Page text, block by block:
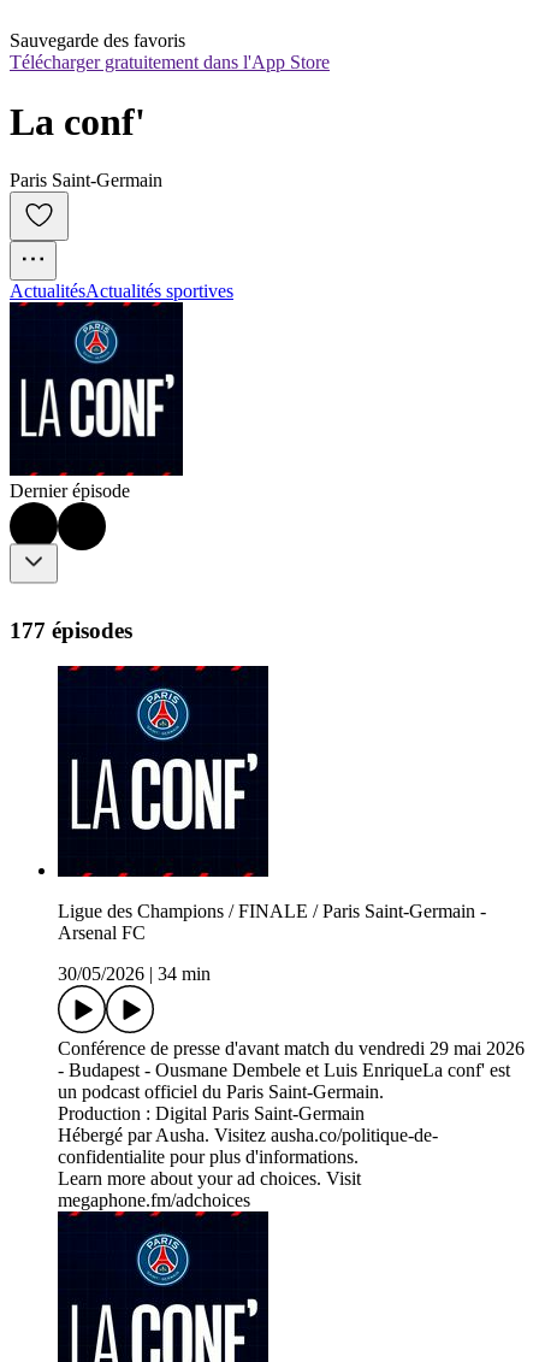
Sauvegarde des favoris
Télécharger gratuitement dans l'App Store
La conf'
Paris Saint-Germain
ActualitésActualités sportives
Dernier épisode
177 épisodes
Ligue des Champions / FINALE / Paris Saint-Germain -
Arsenal FC
30/05/2026
34 min
Conférence de presse d'avant match du vendredi 29 mai 2026
- Budapest - Ousmane Dembele et Luis EnriqueLa conf' est
un podcast officiel du Paris Saint-Germain.
Production : Digital Paris Saint-Germain
Hébergé par Ausha. Visitez ausha.co/politique-de-
confidentialite pour plus d'informations.
Learn more about your ad choices. Visit
megaphone.fm/adchoices